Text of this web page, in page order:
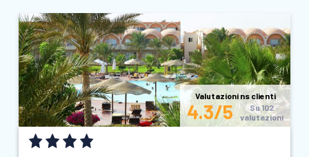
Valutazioni ns clienti
4.3/5
Su 102
valutazioni